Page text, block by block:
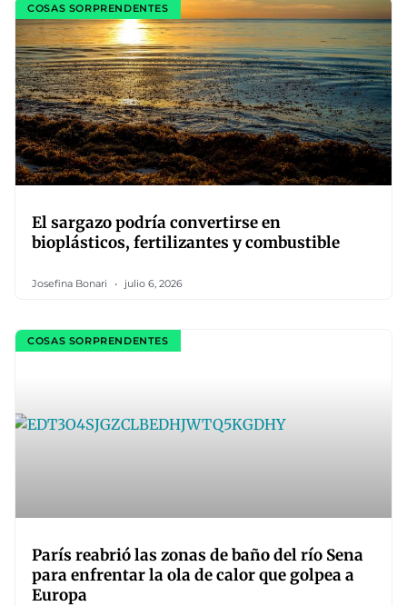
COSAS SORPRENDENTES
El sargazo podría convertirse en
bioplásticos, fertilizantes y combustible
Josefina Bonari julio 6, 2026
COSAS SORPRENDENTES
París reabrió las zonas de baño del río Sena
para enfrentar la ola de calor que golpea a
Europa